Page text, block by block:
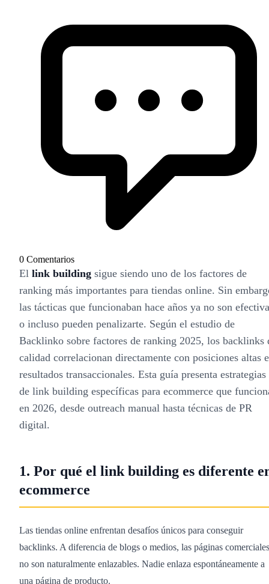
0 Comentarios
El link building sigue siendo uno de los factores de
ranking más importantes para tiendas online. Sin
las tácticas que funcionaban hace años ya no son
o incluso pueden penalizarte. Según el estudio de
Backlinko sobre factores de ranking 2025, los backlinks
calidad correlacionan directamente con posiciones altas
resultados transaccionales. Esta guía presenta estrategias
de link building específicas para ecommerce que
en 2026, desde outreach manual hasta técnicas de PR
digital.
1. Por qué el link building es diferente
ecommerce
Las tiendas online enfrentan desafíos únicos para conseguir
backlinks. A diferencia de blogs o medios, las páginas comerciales
no son naturalmente enlazables. Nadie enlaza espontáneamente a
una página de producto.